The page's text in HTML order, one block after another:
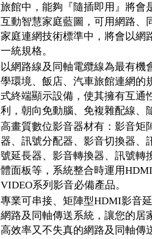
旅館中，能夠『隨插即用』將會
互動智慧家庭藍圖，可用網路、
家庭連網技術標準中，將會以網
一統規格。
以網路線及同軸電纜線為最有機
學環境、飯店、汽車旅館連網的
式終端顯示設備，使其擁有互通
利，朝向免動腦、免複雜配線、
高畫質數位影音器材有：影音矩
器、訊號分配器、影音切換器、
號延長器、影音轉換器、訊號轉
體面板等，系統整合時運用
VIDEO系列影音必備產品。
專業可串接、矩陣型HDMI影音
網路及同軸傳送系統，讓您的居
高效率又不失真的網路及同軸傳